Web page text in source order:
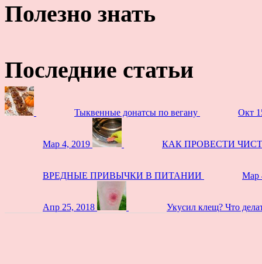
Полезно знать
Последние статьи
Тыквенные донатсы по вегану Окт
Мар 4, 2019 КАК ПРОВЕСТИ
ВРЕДНЫЕ ПРИВЫЧКИ В ПИТАНИИ Мар
Апр 25, 2018 Укусил клещ? Что